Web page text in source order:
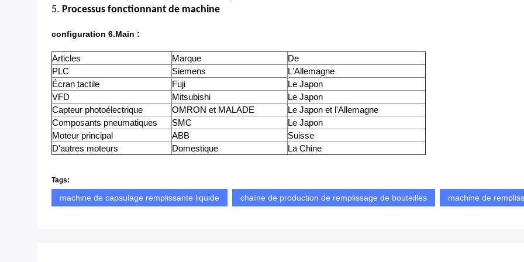
5. Processus fonctionnant de machine
configuration 6.Main :
Articles Marque
De
PLC
Siemens
L'Allemagne
Écran tactile
Fuji
Le Japon
VFD
Mitsubishi
Le Japon
Capteur photoélectrique
OMRON et MALADE
Le Japon et l'Allemagne
Composants pneumatiques
SMC
Le Japon
Moteur principal
ABB
Suisse
D'autres moteurs
Domestique La Chine
Tags:
machine de capsulage remplissante liquide chaîne de production de remplissage de bouteilles machine de